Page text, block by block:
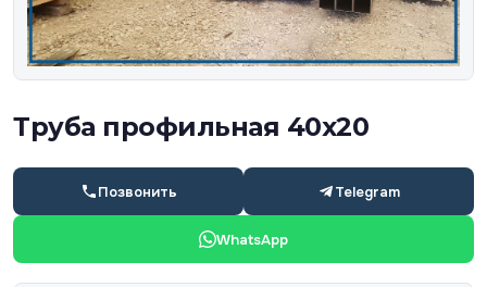
Труба профильная 40х20
Позвонить Telegram
WhatsApp